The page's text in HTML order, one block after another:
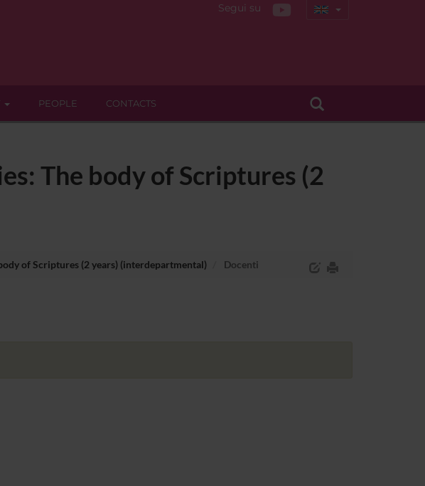
Segui su
PEOPLE CONTACTS
The body of Scriptures (2
of Scriptures (2 years) (interdepartmental) Docenti